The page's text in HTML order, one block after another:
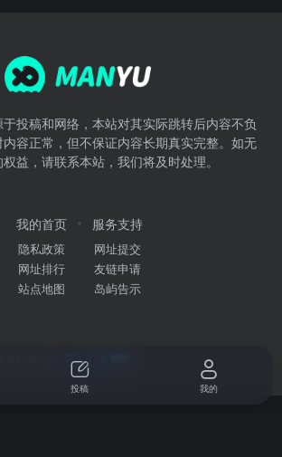
投稿和网络，本站对其实际跳转后内容不负
容正常，但不保证内容长期真实完整。如无
益，请联系本站，我们将及时处理。
我的首页
隐私政策
网址排行
站点地图
服务支持
网址提交
友链申请
岛屿告示
投稿 我的